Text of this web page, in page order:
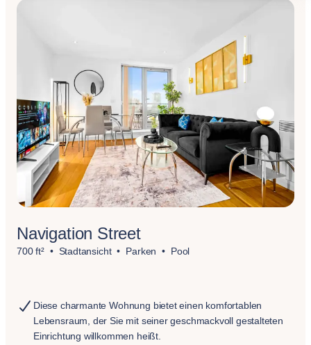
Navigation Street
700 ft² Stadtansicht Parken Pool
Diese charmante Wohnung bietet einen komfortablen
Lebensraum, der Sie mit seiner geschmackvoll gestalteten
Einrichtung willkommen heißt.